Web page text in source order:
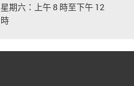
星期六：上午 8 時至下午 12
時